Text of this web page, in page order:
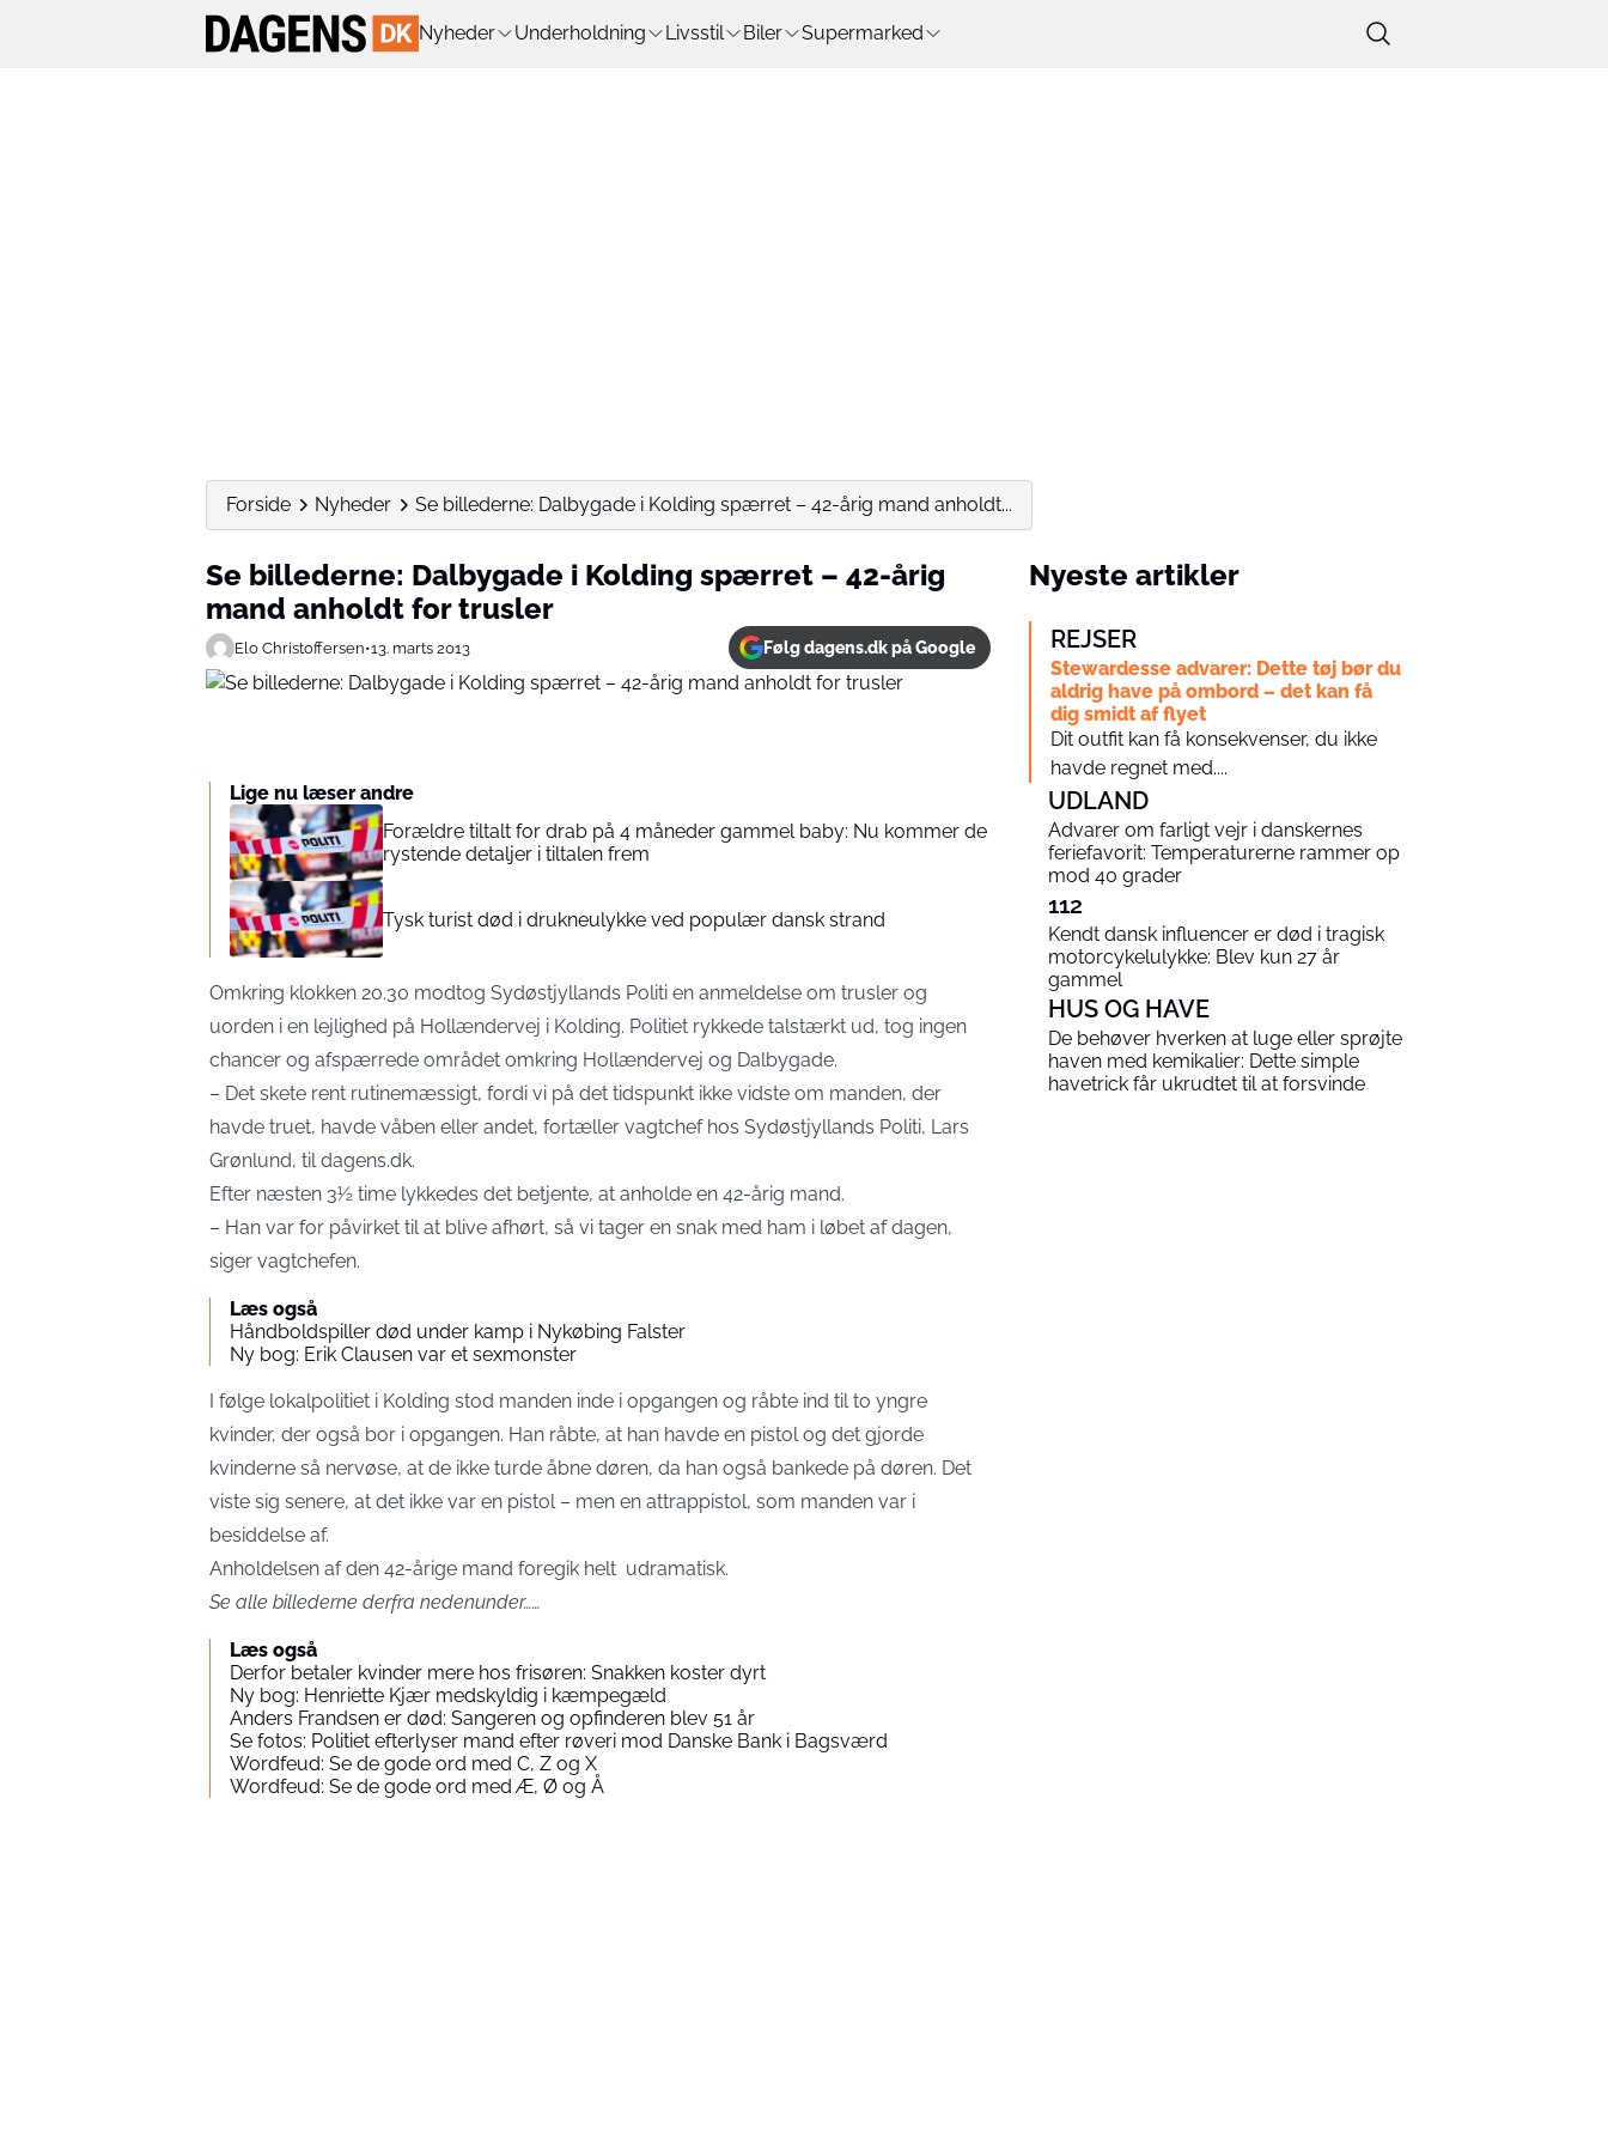
Nyheder Underholdning Livsstil Biler Supermarked
Forside Nyheder Se billederne: Dalbygade i Kolding spærret – 42-årig mand anholdt...
Se billederne: Dalbygade i Kolding spærret – 42-årig
mand anholdt for trusler
Elo Christoffersen•13. marts 2013 Følg dagens.dk på Google
Lige nu læser andre
Forældre tiltalt for drab på 4 måneder gammel baby: Nu kommer de
rystende detaljer i tiltalen frem
Tysk turist død i drukneulykke ved populær dansk strand
Omkring klokken 20.30 modtog Sydøstjyllands Politi en anmeldelse om trusler og
uorden i en lejlighed på Hollændervej i Kolding. Politiet rykkede talstærkt ud, tog ingen
chancer og afspærrede området omkring Hollændervej og Dalbygade.
– Det skete rent rutinemæssigt, fordi vi på det tidspunkt ikke vidste om manden, der
havde truet, havde våben eller andet, fortæller vagtchef hos Sydøstjyllands Politi, Lars
Grønlund, til dagens.dk.
Efter næsten 3½ time lykkedes det betjente, at anholde en 42-årig mand.
– Han var for påvirket til at blive afhørt, så vi tager en snak med ham i løbet af dagen,
siger vagtchefen.
Læs også
Håndboldspiller død under kamp i Nykøbing Falster
Ny bog: Erik Clausen var et sexmonster
I følge lokalpolitiet i Kolding stod manden inde i opgangen og råbte ind til to yngre
kvinder, der også bor i opgangen. Han råbte, at han havde en pistol og det gjorde
kvinderne så nervøse, at de ikke turde åbne døren, da han også bankede på døren. Det
viste sig senere, at det ikke var en pistol – men en attrappistol, som manden var i
besiddelse af.
Anholdelsen af den 42-årige mand foregik helt udramatisk.
Se alle billederne derfra nedenunder……
Læs også
Derfor betaler kvinder mere hos frisøren: Snakken koster dyrt
Ny bog: Henriette Kjær medskyldig i kæmpegæld
Anders Frandsen er død: Sangeren og opfinderen blev 51 år
Se fotos: Politiet efterlyser mand efter røveri mod Danske Bank i Bagsværd
Wordfeud: Se de gode ord med C, Z og X
Wordfeud: Se de gode ord med Æ, Ø og Å
Nyeste artikler
REJSER
Stewardesse advarer: Dette tøj bør du
aldrig have på ombord – det kan få
dig smidt af flyet
Dit outfit kan få konsekvenser, du ikke
havde regnet med....
UDLAND
Advarer om farligt vejr i danskernes
feriefavorit: Temperaturerne rammer op
mod 40 grader
112
Kendt dansk influencer er død i tragisk
motorcykelulykke: Blev kun 27 år
gammel
HUS OG HAVE
De behøver hverken at luge eller sprøjte
haven med kemikalier: Dette simple
havetrick får ukrudtet til at forsvinde